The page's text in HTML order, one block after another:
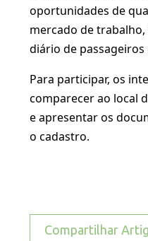
oportunidades de
mercado de
diário de passageiros
Para participar, os
comparecer ao local
e apresentar os
o cadastro.
Compartilhar